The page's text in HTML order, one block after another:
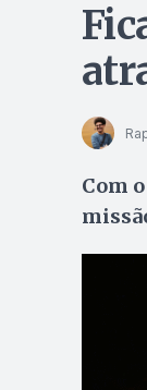
Com